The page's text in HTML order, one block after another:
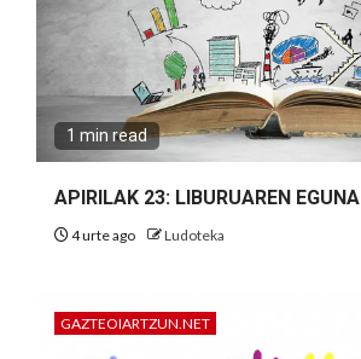
1 min read
APIRILAK 23: LIBURUAREN EGUNA
4 urte ago Ludoteka
GAZTEOIARTZUN.NET